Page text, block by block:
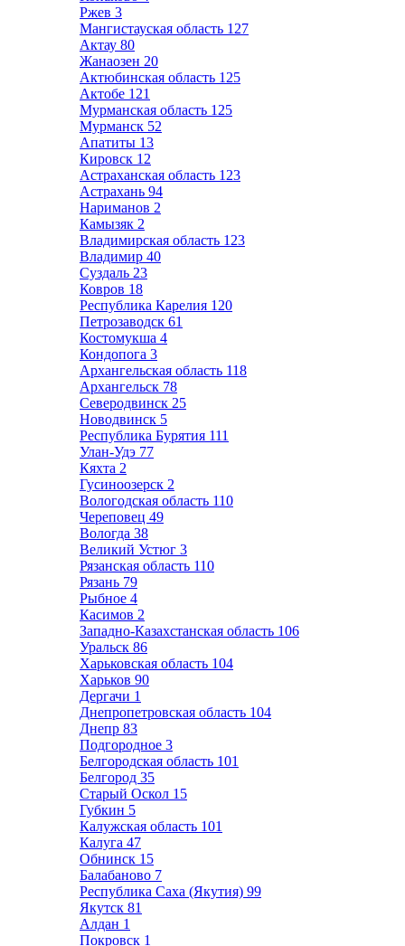
Ржев 3
Мангистауская область 127
Актау 80
Жанаозен 20
Актюбинская область 125
Актобе 121
Мурманская область 125
Мурманск 52
Апатиты 13
Кировск 12
Астраханская область 123
Астрахань 94
Нариманов 2
Камызяк 2
Владимирская область 123
Владимир 40
Суздаль 23
Ковров 18
Республика Карелия 120
Петрозаводск 61
Костомукша 4
Кондопога 3
Архангельская область 118
Архангельск 78
Северодвинск 25
Новодвинск 5
Республика Бурятия 111
Улан-Удэ 77
Кяхта 2
Гусиноозерск 2
Вологодская область 110
Череповец 49
Вологда 38
Великий Устюг 3
Рязанская область 110
Рязань 79
Рыбное 4
Касимов 2
Западно-Казахстанская область 106
Уральск 86
Харьковская область 104
Харьков 90
Дергачи 1
Днепропетровская область 104
Днепр 83
Подгородное 3
Белгородская область 101
Белгород 35
Старый Оскол 15
Губкин 5
Калужская область 101
Калуга 47
Обнинск 15
Балабаново 7
Республика Саха (Якутия) 99
Якутск 81
Алдан 1
Покровск 1